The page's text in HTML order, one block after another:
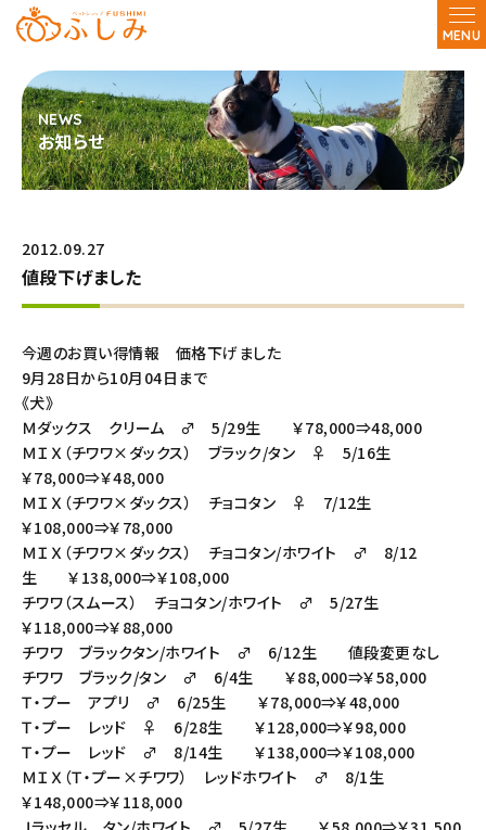
MENU
お知らせ
2012.09.27
値段下げました
今週のお買い得情報 価格下げました
9月28日から10月04日まで
《犬》
Ｍダックス クリーム ♂ 5/29生 ￥78,000⇒48,000
ＭＩＸ（チワワ×ダックス） ブラック/タン ♀ 5/16生
￥78,000⇒￥48,000
ＭＩＸ（チワワ×ダックス） チョコタン ♀ 7/12生
￥108,000⇒￥78,000
ＭＩＸ（チワワ×ダックス） チョコタン/ホワイト ♂ 8/12
生 ￥138,000⇒￥108,000
チワワ（スムース） チョコタン/ホワイト ♂ 5/27生
￥118,000⇒￥88,000
チワワ ブラックタン/ホワイト ♂ 6/12生 値段変更なし
チワワ ブラック/タン ♂ 6/4生 ￥88,000⇒￥58,000
Ｔ・プー アプリ ♂ 6/25生 ￥78,000⇒￥48,000
Ｔ・プー レッド ♀ 6/28生 ￥128,000⇒￥98,000
Ｔ・プー レッド ♂ 8/14生 ￥138,000⇒￥108,000
ＭＩＸ（Ｔ・プー×チワワ） レッドホワイト ♂ 8/1生
￥148,000⇒￥118,000